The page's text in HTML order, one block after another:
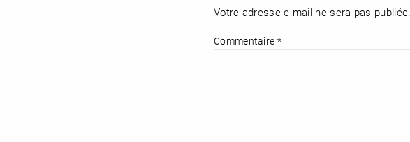
Votre adresse e-mail ne sera pas publiée.
Commentaire *